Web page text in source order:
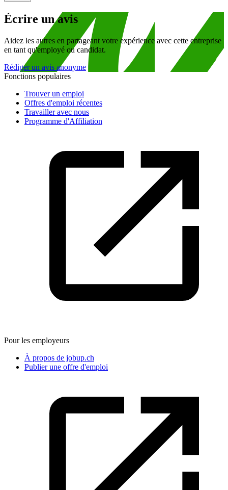
Écrire un avis
Aidez les autres en partageant votre expérience avec cette entreprise
en tant qu'employé ou candidat.
Rédiger un avis anonyme
Fonctions populaires
Trouver un emploi
Offres d'emploi récentes
Travailler avec nous
Programme d'Affiliation
Pour les employeurs
À propos de jobup.ch
Publier une offre d'emploi